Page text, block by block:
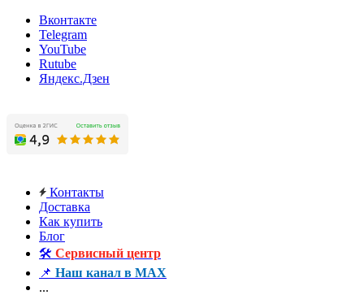
Вконтакте
Telegram
YouTube
Rutube
Яндекс.Дзен
Контакты
Доставка
Как купить
Блог
🛠️ Сервисный центр
📌 Наш канал в MAX
...